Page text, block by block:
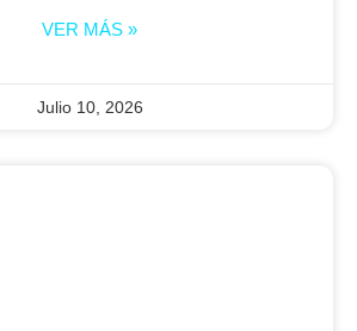
VER MÁS »
Julio 10, 2026